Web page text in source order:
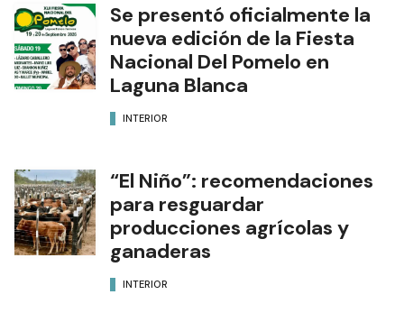
Se presentó oficialmente la
nueva edición de la Fiesta
Nacional Del Pomelo en
Laguna Blanca
INTERIOR
“El Niño”: recomendaciones
para resguardar
producciones agrícolas y
ganaderas
INTERIOR